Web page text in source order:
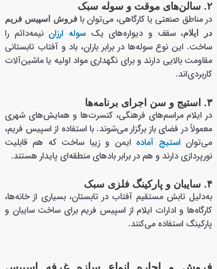
۲. سالن‌های موقت و سوله سبک
در مناطق صنعتی یا کارگاهی، می‌توان با فروش اسپیس فریم
در ایلام، سقف و دیواره‌های یک سوله ارزاننیمه‌دائم را
ساخت. این نوع سوله‌ها در برابر باران، باد و آفتاب تابستانی
مقاومت بالایی دارند و برای نگهداری مواد اولیه یا ماشین‌آلات
کاربردی‌اند.
۳. استیج و سن اجرای برنامه‌ها
در ایلام مراسم‌های فرهنگی، کنسرت‌ها و همایش‌های شهری
معمولاً در فضای باز برگزار می‌شوند. با استفاده از اسپیس فریم،
می‌توان استیج‌ آمادهایمن و زیبا ساخت که هم قابلیت
نورپردازی دارند و هم در برابر بادهای منطقه‌ای پایدار هستند.
۴. سایبان و پارکینگ فلزی سبک
به‌دلیل تابش مستقیم آفتاب در تابستان، بسیاری از خانه‌ها،
کارگاه‌ها و ادارات ایلام از اسپیس فریم برای ساخت سایبان و
پارکینگ استفاده می‌کنند.